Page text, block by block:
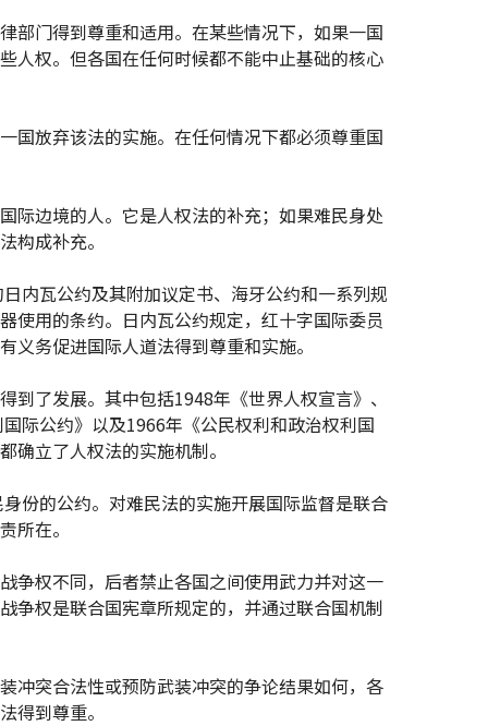
部门得到尊重和适用。在某些情况下，如果一国
人权。但各国在任何时候都不能中止基础的核心
国放弃该法的实施。在任何情况下都必须尊重国
际边境的人。它是人权法的补充；如果难民身处
构成补充。
内瓦公约及其附加议定书、海牙公约和一系列规
使用的条约。日内瓦公约规定，红十字国际委员
义务促进国际人道法得到尊重和实施。
到了发展。其中包括1948年《世界人权宣言》、
际公约》以及1966年《公民权利和政治权利国
确立了人权法的实施机制。
份的公约。对难民法的实施开展国际监督是联合
所在。
争权不同，后者禁止各国之间使用武力并对这一
争权是联合国宪章所规定的，并通过联合国机制
冲突合法性或预防武装冲突的争论结果如何，各
得到尊重。